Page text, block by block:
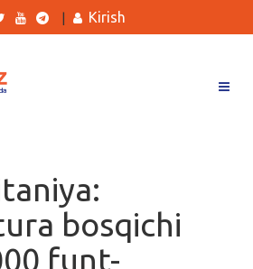
Kirish
bosqichi
funt-